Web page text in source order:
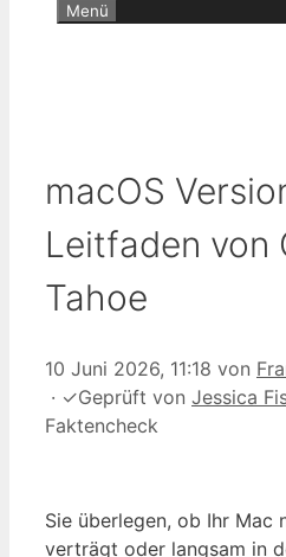
Menü
macOS
Leitfaden von
Tahoe
10 Juni 2026, 11:18 von
· ✓Geprüft von Jessica
Faktencheck
Sie überlegen, ob Ihr Mac
verträgt oder langsam in